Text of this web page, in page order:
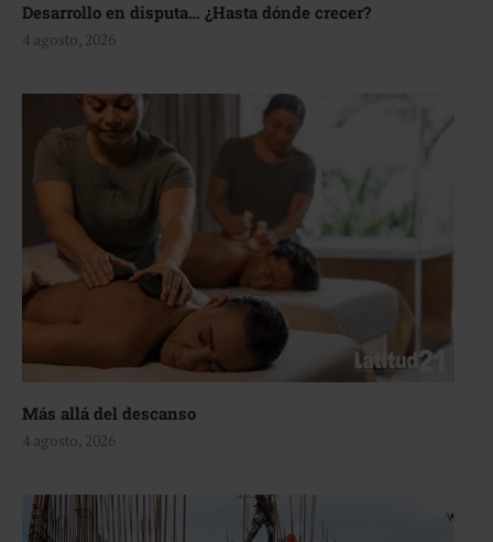
Desarrollo en disputa… ¿Hasta dónde crecer?
4 agosto, 2026
Más allá del descanso
4 agosto, 2026